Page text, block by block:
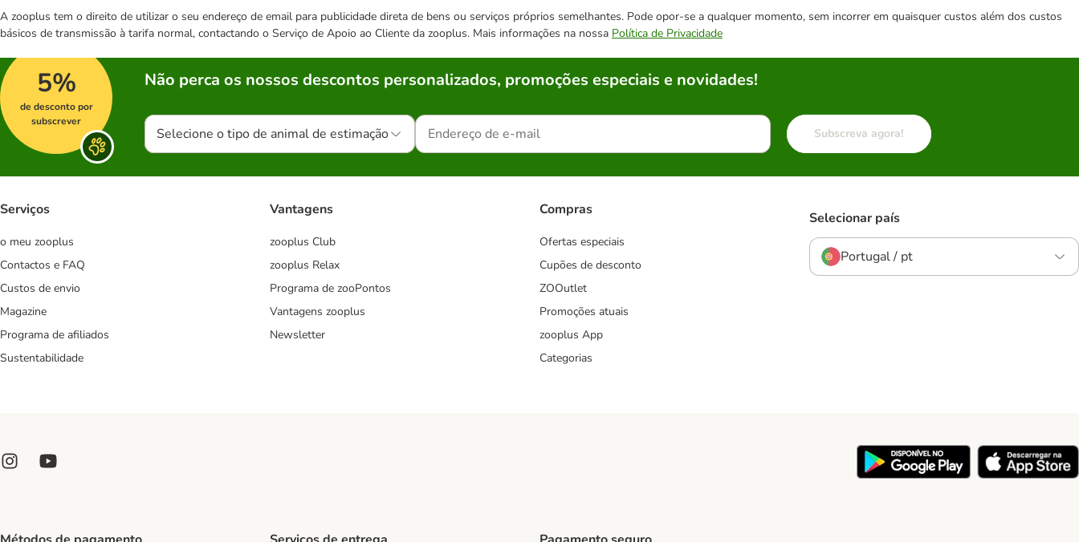
A zooplus tem o direito de utilizar o seu endereço de email para publicidade direta de bens ou serviços próprios semelhantes. Pode opor-se a qualquer momento, sem incorrer em quaisquer custos além dos custos
básicos de transmissão à tarifa normal, contactando o Serviço de Apoio ao Cliente da zooplus. Mais informações na nossa Política de Privacidade
5%
de desconto por
subscrever
Não perca os nossos descontos personalizados, promoções especiais e novidades!
Selecione o tipo de animal de estimação Subscreva agora!
Serviços
o meu zooplus
Contactos e FAQ
Custos de envio
Magazine
Programa de afiliados
Sustentabilidade
Vantagens
zooplus Club
zooplus Relax
Programa de zooPontos
Vantagens zooplus
Newsletter
Compras
Ofertas especiais
Cupões de desconto
ZOOutlet
Promoções atuais
zooplus App
Categorias
Selecionar país
Portugal / pt